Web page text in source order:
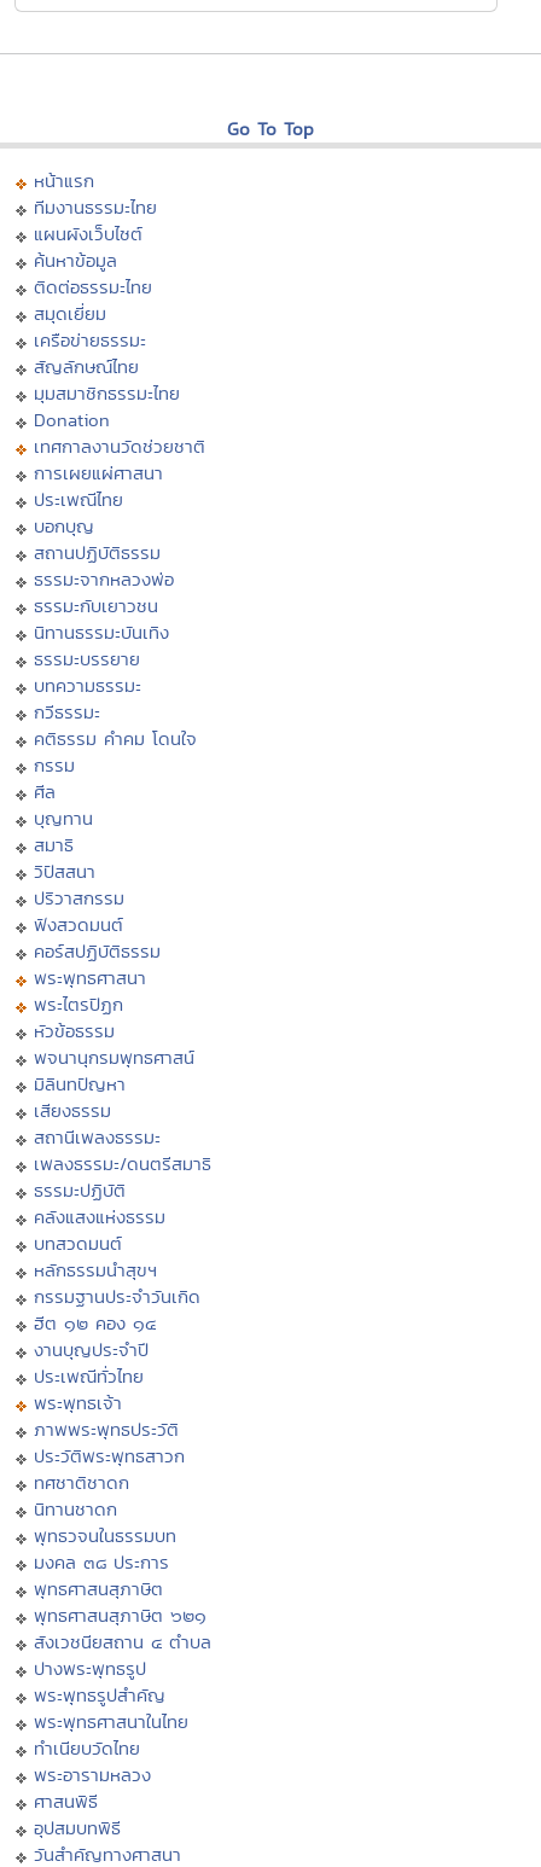
Go To Top
หน้าแรก
ทีมงานธรรมะไทย
แผนผังเว็บไซต์
ค้นหาข้อมูล
ติดต่อธรรมะไทย
สมุดเยี่ยม
เครือข่ายธรรมะ
สัญลักษณ์ไทย
มุมสมาชิกธรรมะไทย
Donation
เทศกาลงานวัดช่วยชาติ
การเผยแผ่ศาสนา
ประเพณีไทย
บอกบุญ
สถานปฏิบัติธรรม
ธรรมะจากหลวงพ่อ
ธรรมะกับเยาวชน
นิทานธรรมะบันเทิง
ธรรมะบรรยาย
บทความธรรมะ
กวีธรรมะ
คติธรรม คำคม โดนใจ
กรรม
ศีล
บุญทาน
สมาธิ
วิปัสสนา
ปริวาสกรรม
ฟังสวดมนต์
คอร์สปฏิบัติธรรม
พระพุทธศาสนา
พระไตรปิฏก
หัวข้อธรรม
พจนานุกรมพุทธศาสน์
มิลินทปัญหา
เสียงธรรม
สถานีเพลงธรรมะ
เพลงธรรมะ/ดนตรีสมาธิ
ธรรมะปฏิบัติ
คลังแสงแห่งธรรม
บทสวดมนต์
หลักธรรมนำสุขฯ
กรรมฐานประจำวันเกิด
ฮีต ๑๒ คอง ๑๔
งานบุญประจำปี
ประเพณีทั่วไทย
พระพุทธเจ้า
ภาพพระพุทธประวัติ
ประวัติพระพุทธสาวก
ทศชาติชาดก
นิทานชาดก
พุทธวจนในธรรมบท
มงคล ๓๘ ประการ
พุทธศาสนสุภาษิต
พุทธศาสนสุภาษิต ๖๒๑
สังเวชนียสถาน ๔ ตำบล
ปางพระพุทธรูป
พระพุทธรูปสำคัญ
พระพุทธศาสนาในไทย
ทำเนียบวัดไทย
พระอารามหลวง
ศาสนพิธี
อุปสมบทพิธี
วันสำคัญทางศาสนา